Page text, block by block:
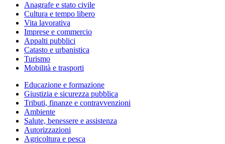
Anagrafe e stato civile
Cultura e tempo libero
Vita lavorativa
Imprese e commercio
Appalti pubblici
Catasto e urbanistica
Turismo
Mobilità e trasporti
Educazione e formazione
Giustizia e sicurezza pubblica
Tributi, finanze e contravvenzioni
Ambiente
Salute, benessere e assistenza
Autorizzazioni
Agricoltura e pesca